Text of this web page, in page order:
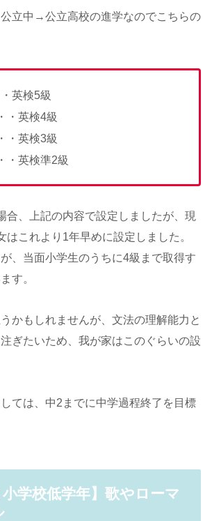
立中→公立高校の進学なのでこちらの
英検5級
・英検4級
・英検3級
・英検準2級
合、上記の内容で設定しましたが、現
はこれより1年早めに設定しました。
、当面小学生のうちに4級まで取得す
す。
かもしれませんが、文法の理解能力と
ぎたいため、我が家はこのぐらいの設
ては、中2までに中学過程終了を目標
小学校低学年】歌やローマ